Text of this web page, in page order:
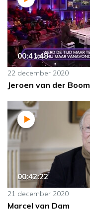
00:41:48
22 december 2020
Jeroen van der Boom
00:42:22
21 december 2020
Marcel van Dam